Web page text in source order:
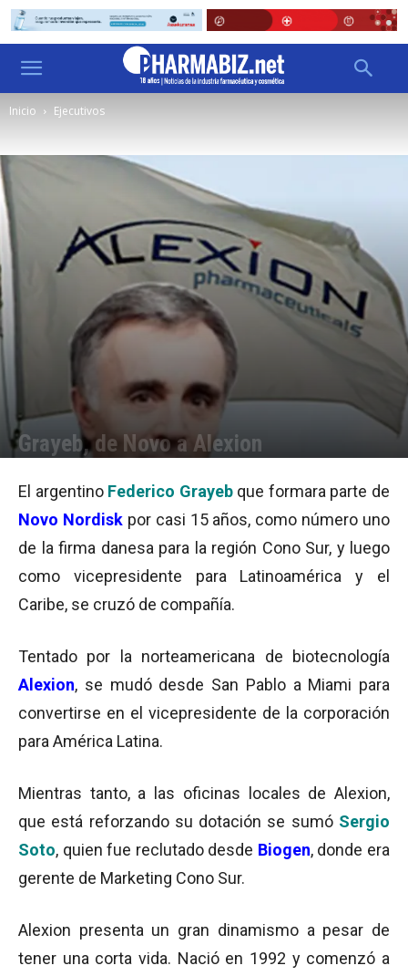
Inicio Ejecutivos
Grayeb, de Novo a Alexion
El argentino Federico Grayebque formara parte de
Novo Nordiskpor casi 15 años, como número uno
de la firma danesa para la región Cono Sur, y luego
como vicepresidente para Latinoamérica y el
Caribe, se cruzó de compañía.
Tentado por la norteamericana de biotecnología
Alexion, se mudó desde San Pablo a Miami para
convertirse en el vicepresidente de la corporación
para América Latina.
Mientras tanto, a las oficinas locales de Alexion,
que está reforzando su dotación se sumó Sergio
Soto, quien fue reclutado desde Biogen, donde era
gerente de Marketing Cono Sur.
Alexion presenta un gran dinamismo a pesar de
tener una corta vida. Nació en 1992 y comenzó a